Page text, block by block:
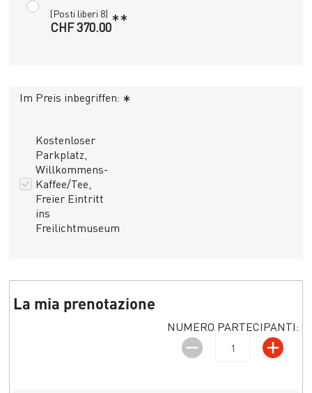
(Posti liberi 8)
CHF 370.00**
Im Preis inbegriffen: *
Kostenloser
Parkplatz,
Willkommens-
Kaffee/Tee,
Freier Eintritt
ins
Freilichtmuseum
La mia prenotazione
NUMERO PARTECIPANTI: